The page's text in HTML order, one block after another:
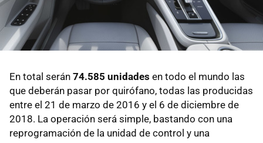
En total serán 74.585 unidades en todo el mundo las
que deberán pasar por quirófano, todas las producidas
entre el 21 de marzo de 2016 y el 6 de diciembre de
2018. La operación será simple, bastando con una
reprogramación de la unidad de control y una